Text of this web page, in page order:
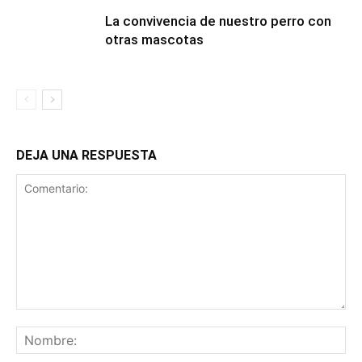
La convivencia de nuestro perro con
otras mascotas
DEJA UNA RESPUESTA